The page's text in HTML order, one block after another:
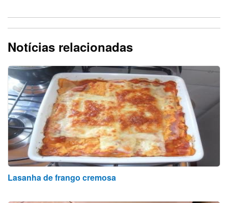
Notícias relacionadas
Lasanha de frango cremosa